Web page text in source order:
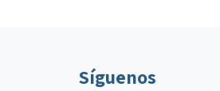
Síguenos